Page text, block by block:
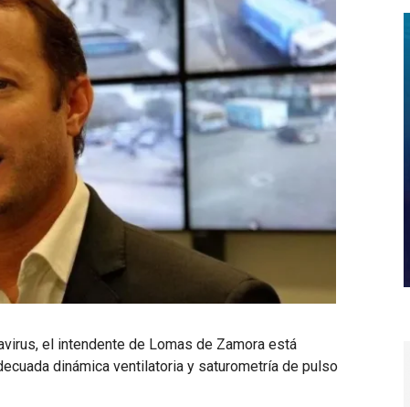
el intendente de Lomas de Zamora está
dinámica ventilatoria y saturometría de pulso